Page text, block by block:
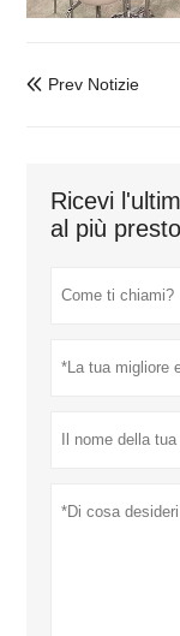
 Prev Notizie
Ricevi
al più